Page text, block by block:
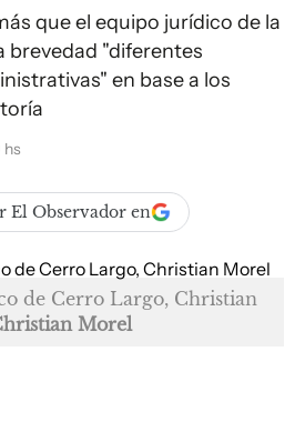
que el equipo jurídico de la
brevedad "diferentes
en base a los
hs
El Observador en
de Cerro Largo, Christian
Morel